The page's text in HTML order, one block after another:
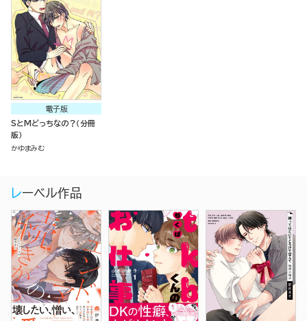
電子版
SとMどっちなの？（分冊
版）
かゆまみむ
レーベル作品